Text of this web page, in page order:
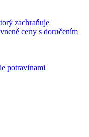
zachraňuje
ceny s doručením
potravinami